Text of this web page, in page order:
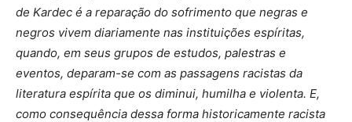
de Kardec é a reparação do sofrimento que negras e
negros vivem diariamente nas instituições espíritas,
quando, em seus grupos de estudos, palestras e
eventos, deparam-se com as passagens racistas da
literatura espírita que os diminui, humilha e violenta. E,
como consequência dessa forma historicamente racista